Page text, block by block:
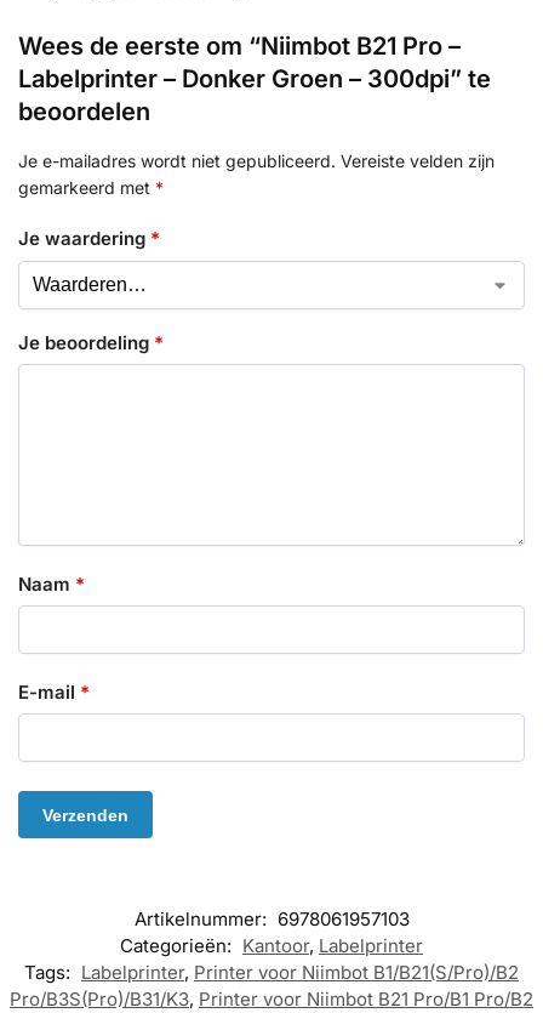
Wees de eerste om “Niimbot B21 Pro –
Labelprinter – Donker Groen – 300dpi” te
beoordelen
Je e-mailadres wordt niet gepubliceerd. Vereiste velden zijn
gemarkeerd met *
Je waardering *
Je beoordeling *
Naam *
E-mail *
Artikelnummer: 6978061957103
Categorieën: Kantoor, Labelprinter
Tags: Labelprinter, Printer voor Niimbot B1/B21(S/Pro)/B2
Pro/B3S(Pro)/B31/K3, Printer voor Niimbot B21 Pro/B1 Pro/B2